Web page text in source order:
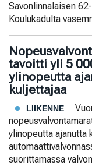
Savonlinnalaisen
Koulukadulta
tavoitti yli 5
ylinopeutta
kuljettajaa
LIIKENNE
ylinopeutta ajanutta
suorittamassa